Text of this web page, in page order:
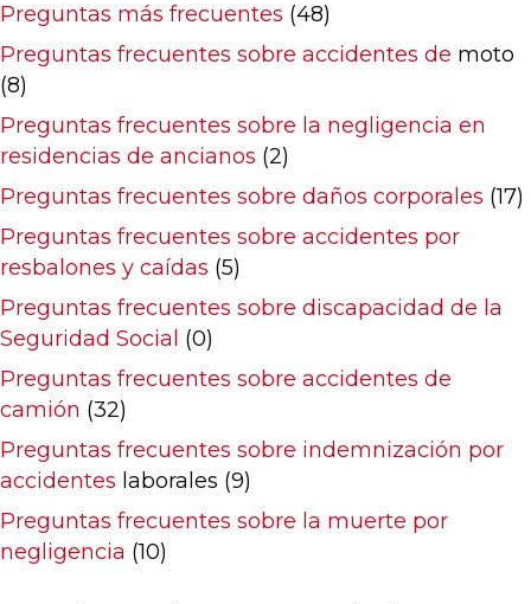
Preguntas más frecuentes (48)
Preguntas frecuentes sobre accidentes de moto
(8)
Preguntas frecuentes sobre la negligencia en
residencias de ancianos (2)
Preguntas frecuentes sobre daños corporales (17)
Preguntas frecuentes sobre accidentes por
resbalones y caídas (5)
Preguntas frecuentes sobre discapacidad de la
Seguridad Social (0)
Preguntas frecuentes sobre accidentes de
camión (32)
Preguntas frecuentes sobre indemnización por
accidentes laborales (9)
Preguntas frecuentes sobre la muerte por
negligencia (10)